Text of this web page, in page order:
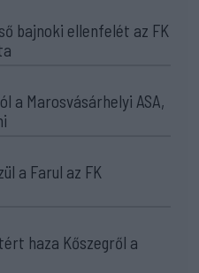
bajnoki ellenfelét az FK
a Marosvásárhelyi ASA,
a Farul az FK
haza Kőszegről a